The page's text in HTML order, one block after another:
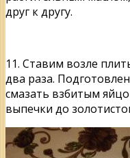
друг к другу.
11. Ставим возле
два раза.
смазать взбитым
выпечки до